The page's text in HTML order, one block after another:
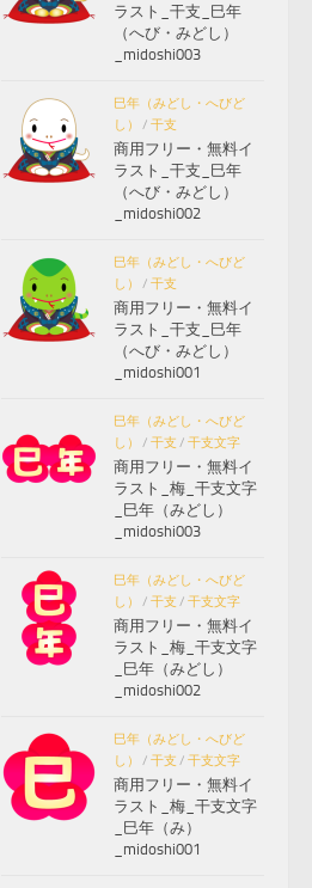
ラスト_干支_巳年
（へび・みどし）
_midoshi003
巳年（みどし・へびど
し）
/ 干支
商用フリー・無料イ
ラスト_干支_巳年
（へび・みどし）
_midoshi002
巳年（みどし・へびど
し）
/ 干支
商用フリー・無料イ
ラスト_干支_巳年
（へび・みどし）
_midoshi001
巳年（みどし・へびど
し）
/ 干支 / 干支文字
商用フリー・無料イ
ラスト_梅_干支文字
_巳年（みどし）
_midoshi003
巳年（みどし・へびど
し）
/ 干支 / 干支文字
商用フリー・無料イ
ラスト_梅_干支文字
_巳年（みどし）
_midoshi002
巳年（みどし・へびど
し）
/ 干支 / 干支文字
商用フリー・無料イ
ラスト_梅_干支文字
_巳年（み）
_midoshi001